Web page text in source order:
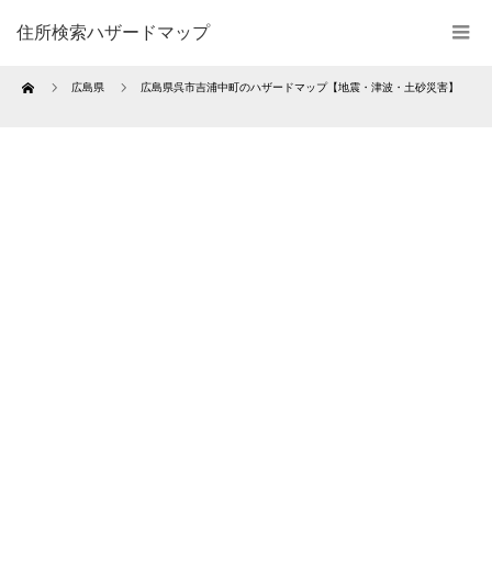
住所検索ハザードマップ
Home 広島県 広島県呉市吉浦中町のハザードマップ【地震・津波・土砂災害】